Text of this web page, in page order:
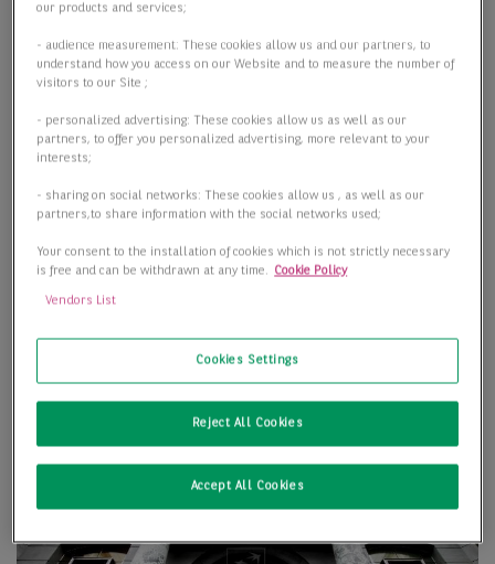
our products and services;
- audience measurement: These cookies allow us and our partners, to
understand how you access on our Website and to measure the number of
visitors to our Site ;
- personalized advertising: These cookies allow us as well as our
partners, to offer you personalized advertising, more relevant to your
interests;
- sharing on social networks: These cookies allow us , as well as our
partners,to share information with the social networks used;
Your consent to the installation of cookies which is not strictly necessary
is free and can be withdrawn at any time. Cookie Policy
Vendors List
Cookies Settings
Reject All Cookies
Accept All Cookies